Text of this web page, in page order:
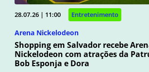
28.07.26 | 11:00 Entretenimento
Arena Nickelodeon
Shopping em Salvador recebe
Nickelodeon com atrações da
Bob Esponja e Dora